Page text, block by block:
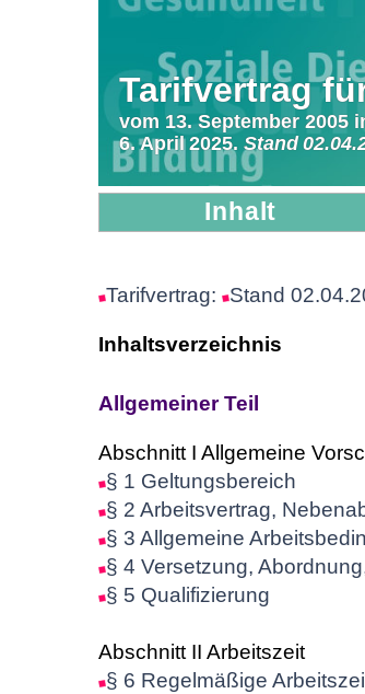
Tarifvertrag
vom 13. September 2005
6. April 2025. Stand
Inhalt
Tarifvertrag: Stand
Inhaltsverzeichnis
Allgemeiner Teil
Abschnitt I Allgemeine
§ 1 Geltungsbereich
§ 2 Arbeitsvertrag,
§ 3 Allgemeine
§ 4 Versetzung,
§ 5 Qualifizierung
Abschnitt II Arbeitszeit
§ 6 Regelmäßige